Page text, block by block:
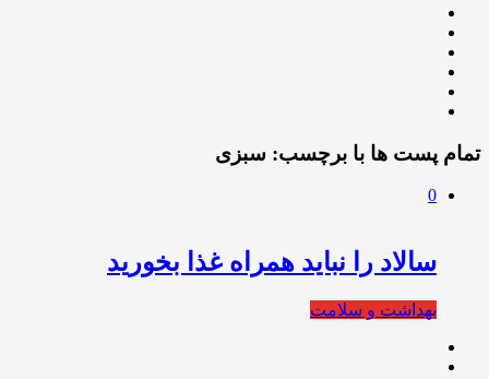
تمام پست ها با برچسب: سبزی
0
سالاد را نباید همراه غذا بخورید
بهداشت و سلامت